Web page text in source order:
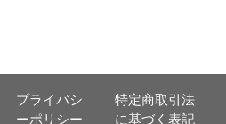
プライバシ
ーポリシー
特定商取引法
に基づく表記